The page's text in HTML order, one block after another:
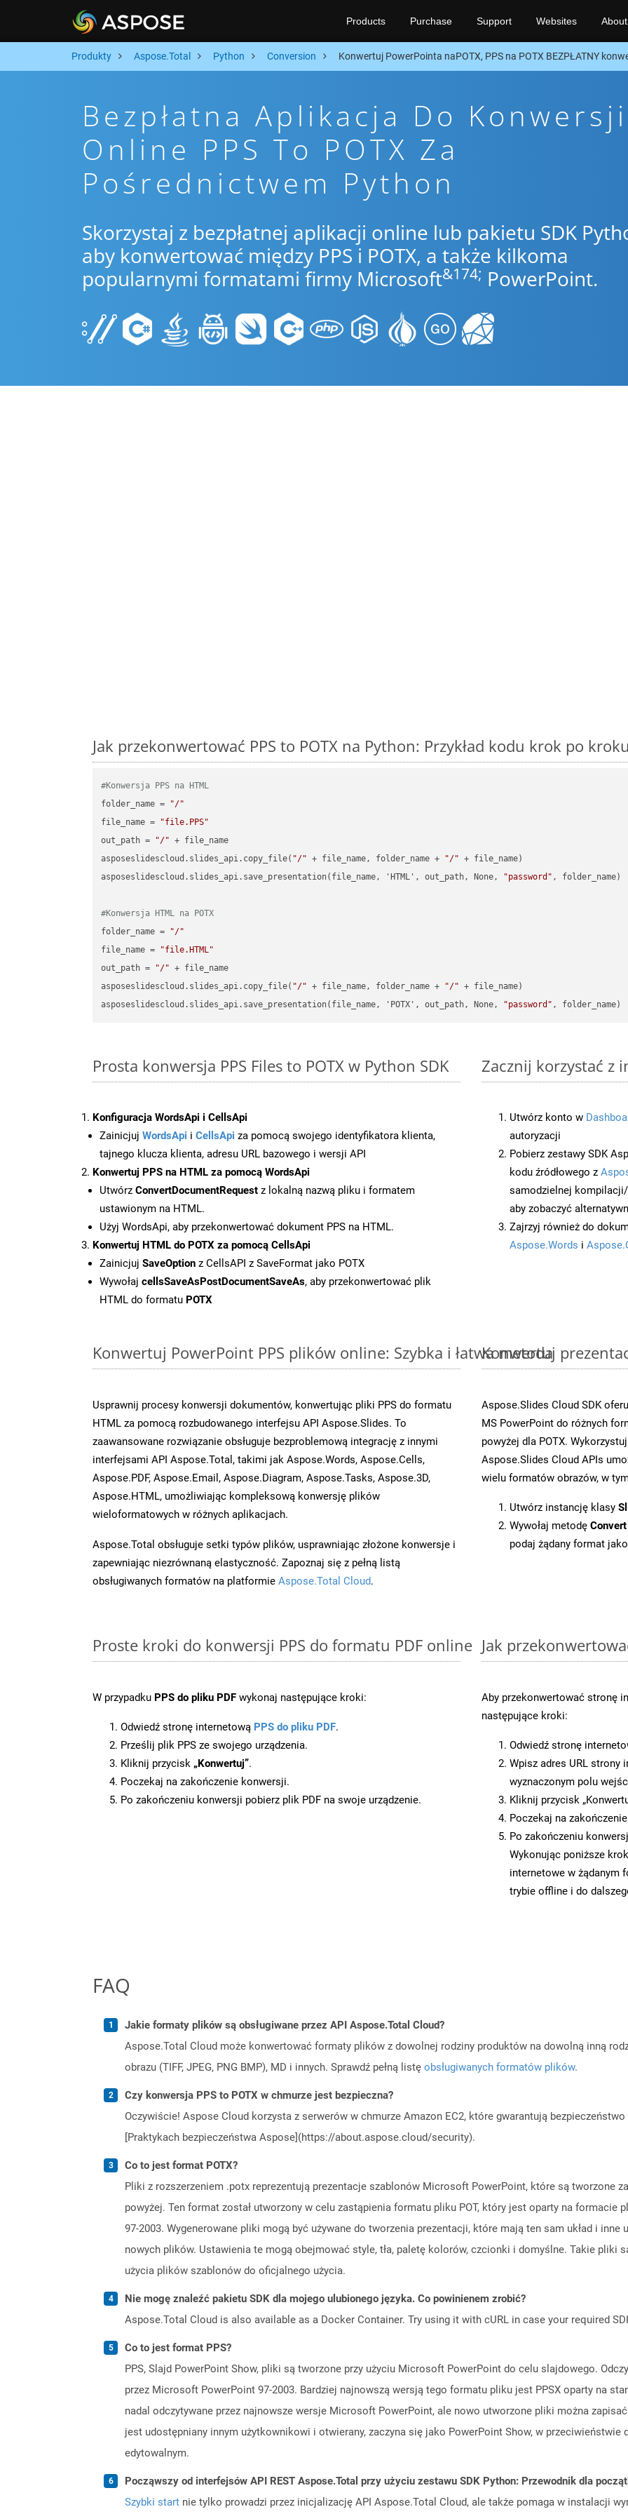
Products Purchase Support Websites About
Produkty Aspose.Total Python Conversion Konwertuj PowerPointa naPOTX, PPS na POTX BEZPŁATNY
Bezpłatna Aplikacja Do Konwersji
Online PPS To POTX Za
Pośrednictwem Python
Skorzystaj z bezpłatnej aplikacji online lub pakietu SDK
aby konwertować między PPS i POTX, a także kilkoma
popularnymi formatami firmy Microsoft&174; PowerPoint.
Jak przekonwertować PPS to POTX na Python: Przykład kodu krok po
#Konwersja PPS na HTML
folder_name =
"/"
file_name =
"file.PPS"
out_path =
"/" + file_name
asposeslidescloud.slides_api.copy_file( "/" + file_name, folder_name + "/" + file_name)
asposeslidescloud.slides_api.save_presentation(file_name, 'HTML', out_path, None,
"password" , folder_name)
#Konwersja HTML na POTX
folder_name =
"/"
file_name =
"file.HTML"
out_path =
"/" + file_name
asposeslidescloud.slides_api.copy_file( "/" + file_name, folder_name + "/" + file_name)
asposeslidescloud.slides_api.save_presentation(file_name, 'POTX', out_path, None,
"password"
Prosta konwersja PPS Files to POTX w Python SDK
Konfiguracja WordsApi i CellsApi
Zainicjuj WordsApi i CellsApi za pomocą swojego identyfikatora klienta,
tajnego klucza klienta, adresu URL bazowego i wersji API
Konwertuj PPS na HTML za pomocą WordsApi
Utwórz ConvertDocumentRequest z lokalną nazwą pliku i formatem
ustawionym na HTML.
Użyj WordsApi, aby przekonwertować dokument PPS na HTML.
Konwertuj HTML do POTX za pomocą CellsApi
Zainicjuj SaveOption z CellsAPI z SaveFormat jako POTX
Wywołaj cellsSaveAsPostDocumentSaveAs, aby przekonwertować plik
HTML do formatu POTX
Zacznij korzystać z
Utwórz konto w
autoryzacji
Pobierz zestawy SDK
kodu źródłowego z
samodzielnej
aby zobaczyć
Zajrzyj również do
Aspose.Words i
Konwertuj PowerPoint PPS plików online: Szybka i łatwa metoda
Usprawnij procesy konwersji dokumentów, konwertując pliki PPS do formatu
HTML za pomocą rozbudowanego interfejsu API Aspose.Slides. To
zaawansowane rozwiązanie obsługuje bezproblemową integrację z innymi
interfejsami API Aspose.Total, takimi jak Aspose.Words, Aspose.Cells,
Aspose.PDF, Aspose.Email, Aspose.Diagram, Aspose.Tasks, Aspose.3D,
Aspose.HTML, umożliwiając kompleksową konwersję plików
wieloformatowych w różnych aplikacjach.
Aspose.Total obsługuje setki typów plików, usprawniając złożone konwersje i
zapewniając niezrównaną elastyczność. Zapoznaj się z pełną listą
obsługiwanych formatów na platformie Aspose.Total Cloud.
Konwertuj
Aspose.Slides Cloud SDK
MS PowerPoint do różnych
powyżej dla POTX.
Aspose.Slides Cloud APIs
wielu formatów obrazów, w tym
Utwórz instancję klasy
Wywołaj metodę Convert
podaj żądany format
Proste kroki do konwersji PPS do formatu PDF online
W przypadku PPS do pliku PDF wykonaj następujące kroki:
Odwiedź stronę internetową PPS do pliku PDF.
Prześlij plik PPS ze swojego urządzenia.
Kliknij przycisk „Konwertuj”.
Poczekaj na zakończenie konwersji.
Po zakończeniu konwersji pobierz plik PDF na swoje urządzenie.
Jak
Aby przekonwertować stronę
następujące kroki:
Odwiedź stronę
Wpisz adres URL strony
wyznaczonym polu
Kliknij przycisk
Poczekaj na
Po zakończeniu
Wykonując poniższe
internetowe w żądanym
trybie offline i do
FAQ
Jakie formaty plików są obsługiwane przez API Aspose.Total Cloud?
Aspose.Total Cloud może konwertować formaty plików z dowolnej rodziny produktów na dowolną inną
obrazu (TIFF, JPEG, PNG BMP), MD i innych. Sprawdź pełną listę obsługiwanych formatów plików.
Czy konwersja PPS to POTX w chmurze jest bezpieczna?
Oczywiście! Aspose Cloud korzysta z serwerów w chmurze Amazon EC2, które gwarantują
[Praktykach bezpieczeństwa Aspose](https://about.aspose.cloud/security).
Co to jest format POTX?
Pliki z rozszerzeniem .potx reprezentują prezentacje szablonów Microsoft PowerPoint, które są tworzone
powyżej. Ten format został utworzony w celu zastąpienia formatu pliku POT, który jest oparty na formacie
97-2003. Wygenerowane pliki mogą być używane do tworzenia prezentacji, które mają ten sam układ i
nowych plików. Ustawienia te mogą obejmować style, tła, paletę kolorów, czcionki i domyślne. Takie pliki
użycia plików szablonów do oficjalnego użycia.
Nie mogę znaleźć pakietu SDK dla mojego ulubionego języka. Co powinienem zrobić?
Aspose.Total Cloud is also available as a Docker Container. Try using it with cURL in case your required
Co to jest format PPS?
PPS, Slajd PowerPoint Show, pliki są tworzone przy użyciu Microsoft PowerPoint do celu slajdowego.
przez Microsoft PowerPoint 97-2003. Bardziej najnowszą wersją tego formatu pliku jest PPSX oparty na
nadal odczytywane przez najnowsze wersje Microsoft PowerPoint, ale nowo utworzone pliki można
jest udostępniany innym użytkownikowi i otwierany, zaczyna się jako PowerPoint Show, w przeciwieństwie
edytowalnym.
Począwszy od interfejsów API REST Aspose.Total przy użyciu zestawu SDK Python: Przewodnik dla
Szybki start nie tylko prowadzi przez inicjalizację API Aspose.Total Cloud, ale także pomaga w instalacji